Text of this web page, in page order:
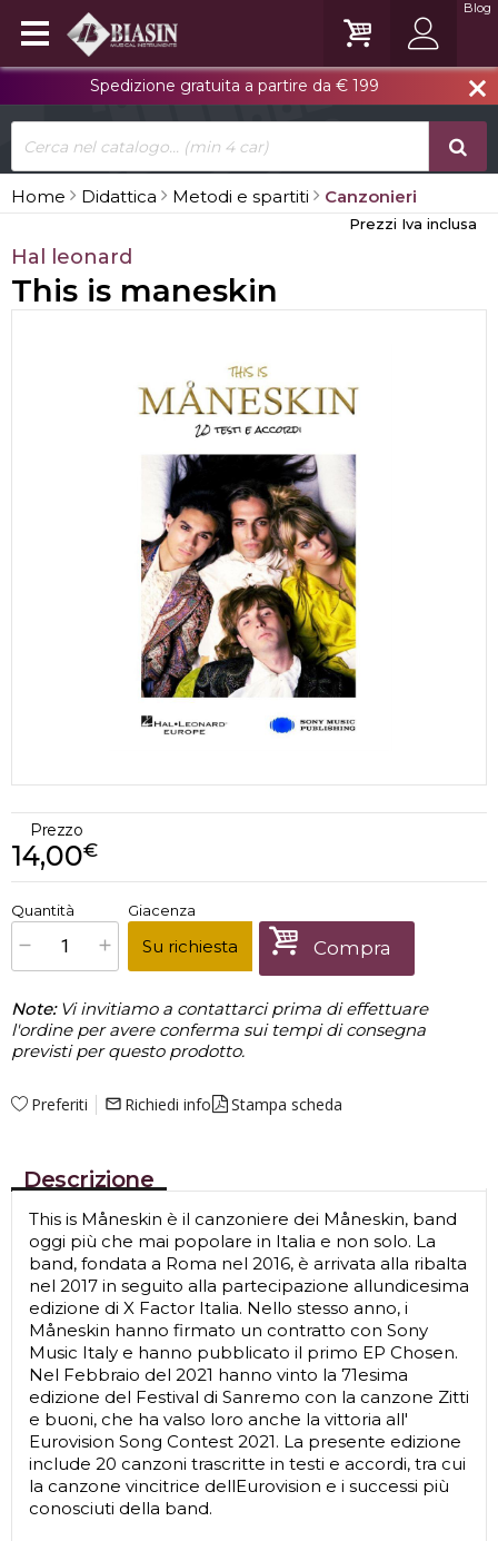
close
Spedizione gratuita a partire da € 199
Blog
Home Didattica Metodi e spartiti Canzonieri
Prezzi Iva inclusa
Hal leonard
This is maneskin
Prezzo
€
14,00
x1 Prezzo finale:€14,00
Quantità Giacenza
Su richiesta Compra
Note: Vi invitiamo a contattarci prima di effettuare
l'ordine per avere conferma sui tempi di consegna
previsti per questo prodotto.
Preferiti mail_outline Richiedi info Stampa scheda
Descrizione
This is Måneskin è il canzoniere dei Måneskin, band
oggi più che mai popolare in Italia e non solo. La
band, fondata a Roma nel 2016, è arrivata alla ribalta
nel 2017 in seguito alla partecipazione allundicesima
edizione di X Factor Italia. Nello stesso anno, i
Måneskin hanno firmato un contratto con Sony
Music Italy e hanno pubblicato il primo EP Chosen.
Nel Febbraio del 2021 hanno vinto la 71esima
edizione del Festival di Sanremo con la canzone Zitti
e buoni, che ha valso loro anche la vittoria all'
Eurovision Song Contest 2021. La presente edizione
include 20 canzoni trascritte in testi e accordi, tra cui
la canzone vincitrice dellEurovision e i successi più
conosciuti della band.